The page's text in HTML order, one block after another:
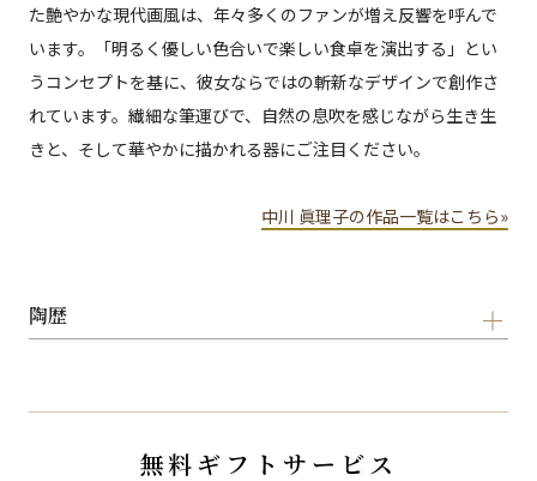
た艶やかな現代画風は、年々多くのファンが増え反響を呼んで
います。「明るく優しい色合いで楽しい食卓を演出する」とい
うコンセプトを基に、彼女ならではの斬新なデザインで創作さ
れています。繊細な筆運びで、自然の息吹を感じながら生き生
きと、そして華やかに描かれる器にご注目ください。
中川 眞理子の作品一覧はこちら»
陶歴
無料ギフトサービス